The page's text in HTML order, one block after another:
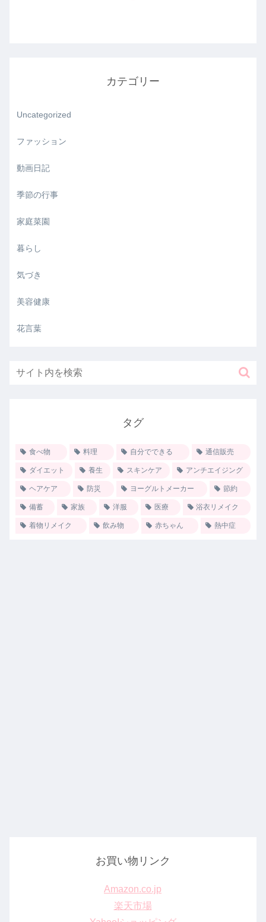
カテゴリー
Uncategorized
ファッション
動画日記
季節の行事
家庭菜園
暮らし
気づき
美容健康
花言葉
タグ
食べ物 料理 自分でできる 通信販売
ダイエット 養生 スキンケア アンチエイジング
ヘアケア 防災 ヨーグルトメーカー 節約
備蓄 家族 洋服 医療 浴衣リメイク
着物リメイク 飲み物 赤ちゃん 熱中症
お買い物リンク
Amazon.co.jp
楽天市場